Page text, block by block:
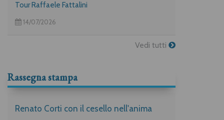
Tour Raffaele Fattalini
14/07/2026
Vedi tutti
Rassegna stampa
Renato Corti con il cesello nell'anima